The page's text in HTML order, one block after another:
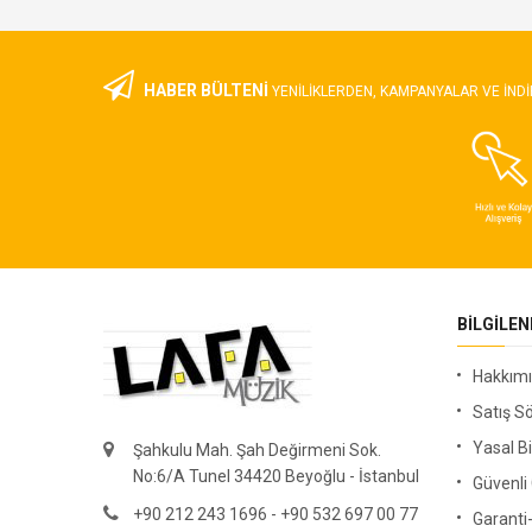
HABER BÜLTENİ YENILIKLERDEN, KAMPANYALAR VE
Şahkulu Mah. Şah Değirmeni Sok.
No:6/A Tunel 34420 Beyoğlu - İstanbul
+90 212 243 1696 - +90 532 697 00 77
Satış
Yasal
Güvenli